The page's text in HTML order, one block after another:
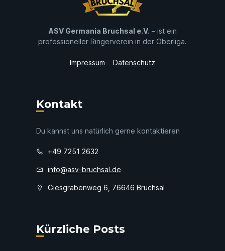
ASV Germania Bruchsal e.V. – ist ein
professioneller Ringerverein in der Oberliga.
Impressum Datenschutz
Kontakt
Du kannst uns natürlich gerne kontaktieren
+49 7251 2632
info@asv-bruchsal.de
Giesgrabenweg 6, 76646 Bruchsal
Kürzliche Posts